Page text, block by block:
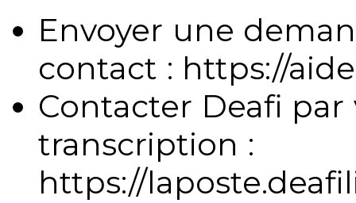
Envoyer une
contact : https://
Contacter Deafi
transcription :
https://